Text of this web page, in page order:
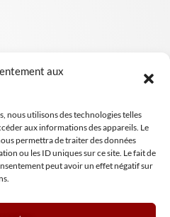
aux
nous utilisons des technologies telles
aux informations des appareils. Le
permettra de traiter des données
ou les ID uniques sur ce site. Le fait de
peut avoir un effet négatif sur